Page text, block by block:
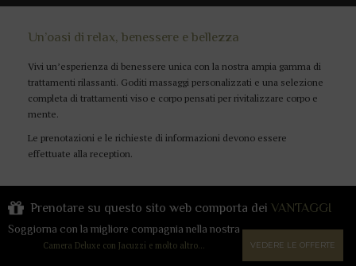
Un’oasi di relax, benessere e bellezza
Vivi un’esperienza di benessere unica con la nostra ampia gamma di
trattamenti rilassanti. Goditi massaggi personalizzati e una selezione
completa di trattamenti viso e corpo pensati per rivitalizzare corpo e
mente.
Le prenotazioni e le richieste di informazioni devono essere
effettuate alla reception.
Prenotare su questo sito web comporta dei VANTAGGI
Soggiorna con la migliore compagnia nella nostra
Camera Deluxe con Jacuzzi e molto altro… VEDERE LE OFFERTE